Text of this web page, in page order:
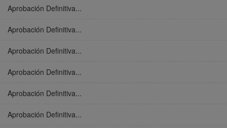
Aprobación Definitiva...
Aprobación Definitiva...
Aprobación Definitiva...
Aprobación Definitiva...
Aprobación Definitiva...
Aprobación Definitiva...